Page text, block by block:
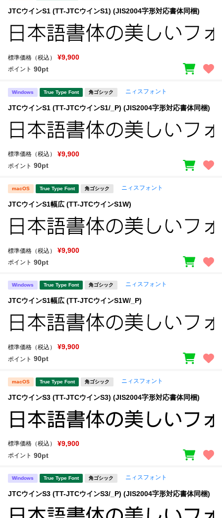
JTCウインS1 (TT-JTCウインS1) (JIS2004字形対応書体同梱)
標準価格（税込） ¥9,900
ポイント 90pt
Windows True Type Font 角ゴシック ニィスフォント
JTCウインS1 (TT-JTCウインS1/_P) (JIS2004字形対応書体同梱)
標準価格（税込） ¥9,900
ポイント 90pt
macOS True Type Font 角ゴシック ニィスフォント
JTCウインS1幅広 (TT-JTCウインS1W)
標準価格（税込） ¥9,900
ポイント 90pt
Windows True Type Font 角ゴシック ニィスフォント
JTCウインS1幅広 (TT-JTCウインS1W/_P)
標準価格（税込） ¥9,900
ポイント 90pt
macOS True Type Font 角ゴシック ニィスフォント
JTCウインS3 (TT-JTCウインS3) (JIS2004字形対応書体同梱)
標準価格（税込） ¥9,900
ポイント 90pt
Windows True Type Font 角ゴシック ニィスフォント
JTCウインS3 (TT-JTCウインS3/_P) (JIS2004字形対応書体同梱)